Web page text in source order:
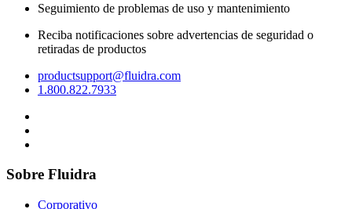
Seguimiento de problemas de uso y mantenimiento
Reciba notificaciones sobre advertencias de seguridad o
retiradas de productos
productsupport@fluidra.com
1.800.822.7933
Sobre Fluidra
Corporativo